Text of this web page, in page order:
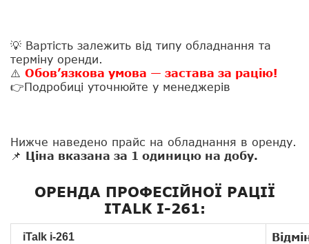
💡 Вартість залежить від типу обладнання та
терміну оренди.
⚠️ Обов’язкова умова — застава за рацію!
👉Подробиці уточнюйте у менеджерів
Нижче наведено прайс на обладнання в оренду.
📌 Ціна вказана за 1 одиницю на добу.
ОРЕНДА ПРОФЕСІЙНОЇ РАЦІЇ
ITALK I-261:
iTalk i-261